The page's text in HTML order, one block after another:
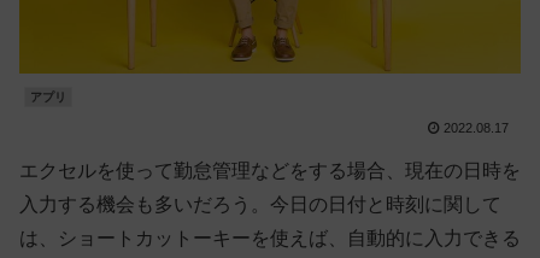
アプリ
2022.08.17
エクセルを使って勤怠管理などをする場合、現在の日時を
入力する機会も多いだろう。今日の日付と時刻に関して
は、ショートカットーキーを使えば、自動的に入力できる